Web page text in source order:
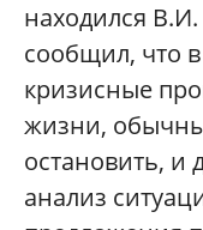
находился
сообщил, что
кризисные
жизни,
остановить, и
анализ